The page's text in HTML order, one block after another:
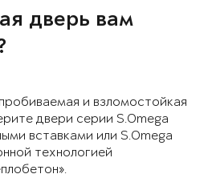
дверь вам
и взломостойкая
двери серии S.Omega
вставками или S.Omega
технологией